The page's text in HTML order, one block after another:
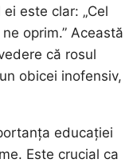
este clar: „Cel
oprim.” Această
că rosul
obicei inofensiv,
educației
Este crucial ca